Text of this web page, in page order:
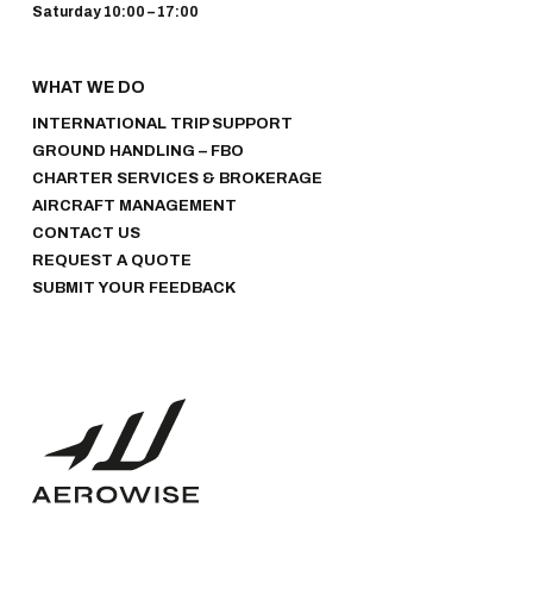
Saturday 10:00 – 17:00
WHAT WE DO
INTERNATIONAL TRIP SUPPORT
GROUND HANDLING – FBO
CHARTER SERVICES & BROKERAGE
AIRCRAFT MANAGEMENT
CONTACT US
REQUEST A QUOTE
SUBMIT YOUR FEEDBACK